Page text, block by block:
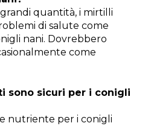
quantità, i mirtilli
di salute come
nani. Dovrebbero
come
sono sicuri per i conigli
nutriente per i conigli